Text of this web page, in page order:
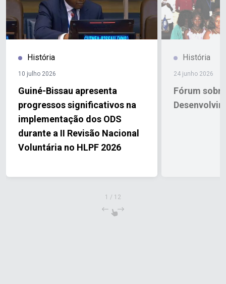
História
10 julho 2026
Guiné-Bissau apresenta
progressos significativos na
implementação dos ODS
durante a II Revisão Nacional
Voluntária no HLPF 2026
História
24 junho 2026
Fórum
1 / 12